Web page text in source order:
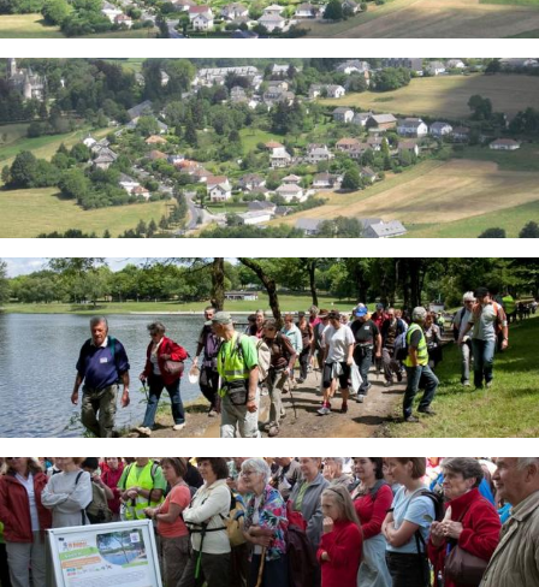
Image
Image
Image